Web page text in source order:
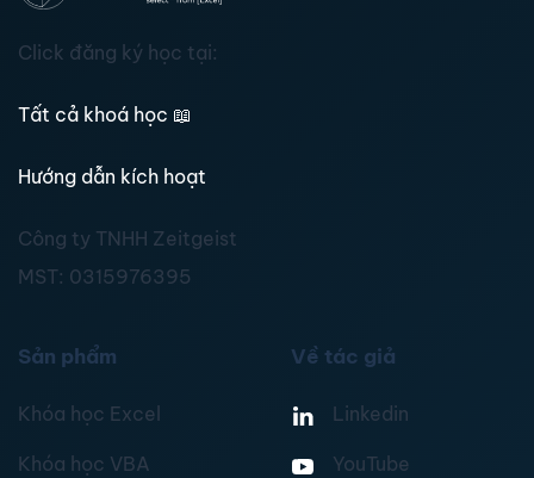
Click đăng ký học tại:
Tất cả khoá học 📖
Hướng dẫn kích hoạt
Công ty TNHH Zeitgeist
MST: 0315976395
Sản phẩm
Khóa học Excel
Khóa học VBA
Về tác giả
Linkedin
YouTube